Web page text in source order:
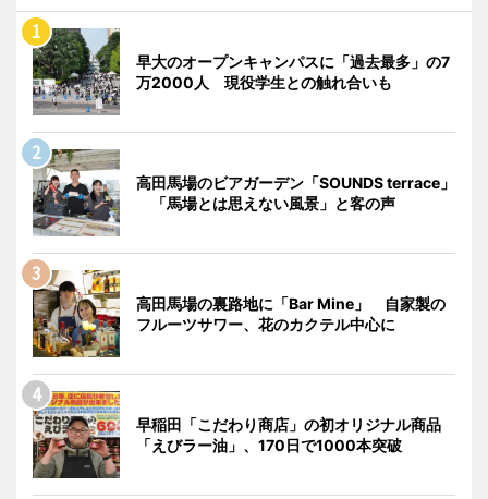
早大のオープンキャンパスに「過去最多」の7
万2000人 現役学生との触れ合いも
高田馬場のビアガーデン「SOUNDS terrace」
「馬場とは思えない風景」と客の声
高田馬場の裏路地に「Bar Mine」 自家製の
フルーツサワー、花のカクテル中心に
早稲田「こだわり商店」の初オリジナル商品
「えびラー油」、170日で1000本突破